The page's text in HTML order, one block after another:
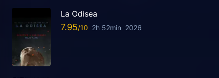
La Odisea
7.95 2h 52min 2026